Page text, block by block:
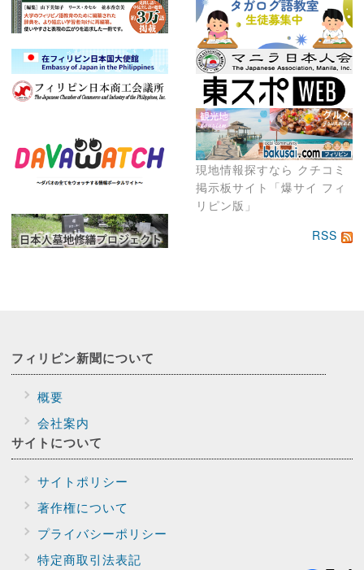
現地情報探すなら クチコミ
掲示板サイト「爆サイ フィ
リピン版」
RSS
フィリピン新聞について
概要
会社案内
サイトについて
サイトポリシー
著作権について
プライバシーポリシー
特定商取引法表記